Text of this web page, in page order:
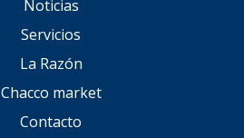
Noticias
Servicios
La Razón
Chacco market
Contacto